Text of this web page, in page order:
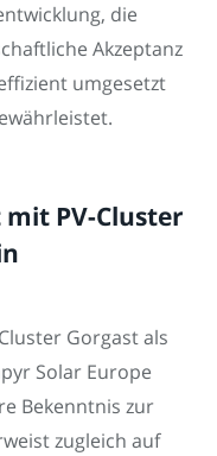
die
Akzeptanz
umgesetzt
PV-Cluster
Gorgast als
Solar Europe
Bekenntnis zur
zugleich auf